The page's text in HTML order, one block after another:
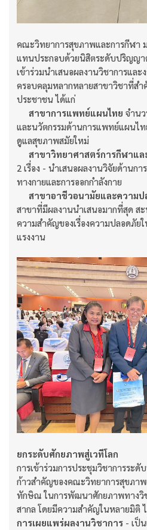
คณะวิทยาการสุขภาพและการกีฬ
แทนประกอบด้วยนิสิตระดับปริญญา
เข้าร่วมนำเสนอผลงานวิชาการและ
ครอบคลุมหลากหลายสาขาวิชาที่ส
ประชาชน ได้แก่
สาขาการแพทย์แผนไทย จำนว
และนวัตกรรมด้านการแพทย์แผนไท
ดูแลสุขภาพสมัยใหม่
สาขาวิทยาศาสตร์การกีฬาแล
2 เรื่อง - นำเสนอผลงานวิจัยด้านก
ทางกายและการออกกำลังกาย
สาขาอาชีวอนามัยและความป
สาขาที่มีผลงานนำเสนอมากที่สุด ส
ความสำคัญของเรื่องความปลอดภัย
แรงงาน
ยกระดับศักยภาพสู่เวทีโลก
การเข้าร่วมการประชุมวิชาการระ
ก้าวสำคัญของคณะวิทยาการสุขภา
ทักษิณ ในการพัฒนาศักยภาพทางวิช
สากล โดยมีความสำคัญในหลายมิติ
การเผยแพร่ผลงานวิชาการ - เป็